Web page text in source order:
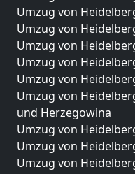
Umzug von
Umzug von
Umzug von
Umzug von
Umzug von
Umzug von
und Herzegowina
Umzug von
Umzug von
Umzug von